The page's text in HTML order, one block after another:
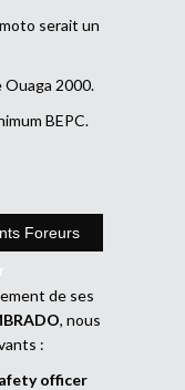
serait un
2000.
BEPC.
Foreurs
de ses
, nous
:
officer